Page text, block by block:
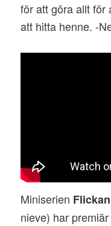
för att göra allt för
att hitta henne. -
Miniserien
nieve) har